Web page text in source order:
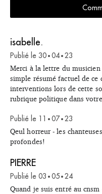
isabelle.
Publié le 30 • 04 • 23
Merci à la lettre du
simple résumé factuel de ce
interventions lors de cette
rubrique politique dans
Publié le 11 • 07 • 23
Qeul horreur - les
profondes!
PIERRE
Publié le 03 • 05 • 24
Quand je suis entré au